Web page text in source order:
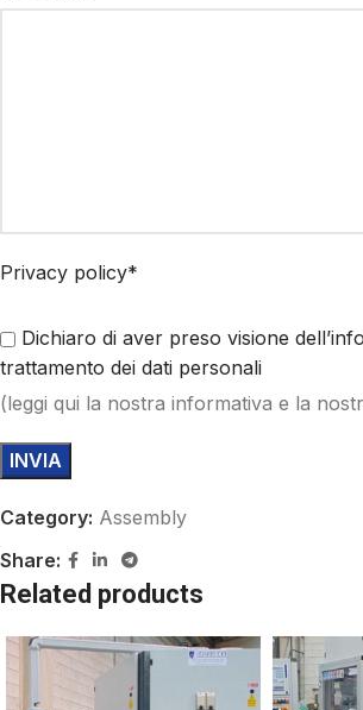
Privacy policy*
Dichiaro di aver preso visione
trattamento dei dati personali
(leggi qui la nostra informativa e la
Category: Assembly
Share:
Related products